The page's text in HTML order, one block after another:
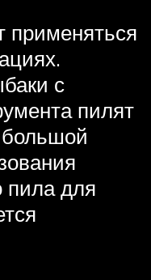
применяться
с
пилят
большой
пила для